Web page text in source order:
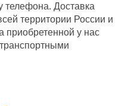
телефона. Доставка
территории России и
приобретенной у нас